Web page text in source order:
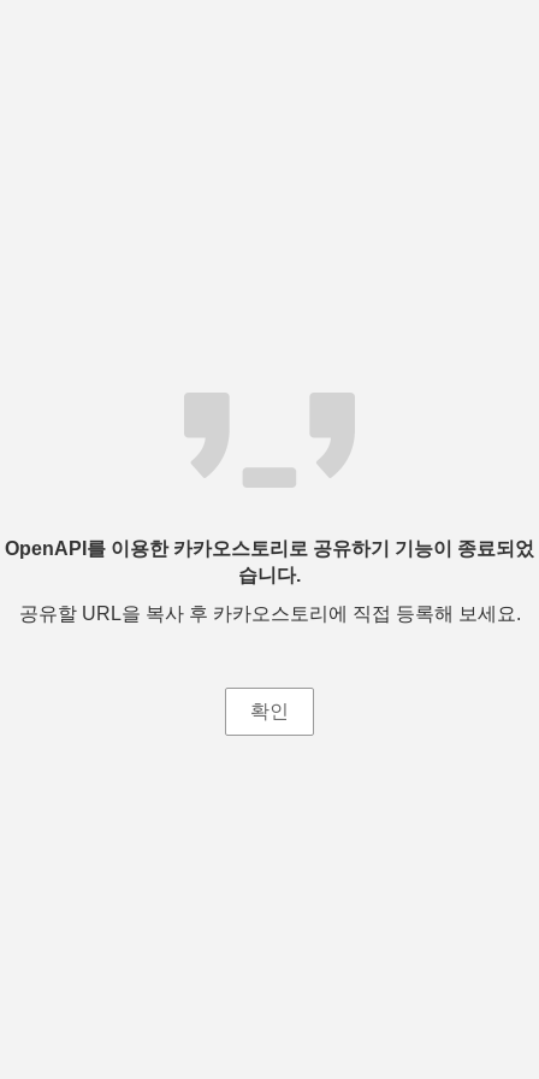
OpenAPI를 이용한 카카오스토리로 공유하기 기능이 종료되었
습니다.
공유할 URL을 복사 후 카카오스토리에 직접 등록해 보세요.
확인